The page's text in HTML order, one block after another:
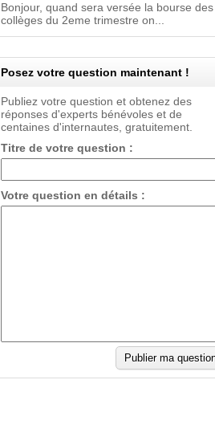
Bonjour, quand sera versée la bourse des
collèges du 2eme trimestre on...
Posez votre question maintenant !
Publiez votre question et obtenez des
réponses d'experts bénévoles et de
centaines d'internautes, gratuitement.
Titre de votre question :
Votre question en détails :